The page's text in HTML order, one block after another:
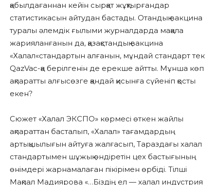
қабылдағаннан кейін сырқат жұқтырғандар
статистикасын айтудан бастады. Отандық вакцина
туралы әлемдік ғылыми журналдарда мақала
жарияланғанын да, қазақстандық вакцина
«Халал«стандартын алғанын, мұндай стандарт тек
QazVac-қа берілгенін де ерекше айтты. Мұнша көп
ақпаратты алғысөзге қандай қисынға сүйеніп қосты
екен?
Сюжет «Халал ЭКСПО» көрмесі өткен жайлы
ақпараттан басталып, «Халал» тағамдардың
артықшылығын айтуға жалғасып, Тараздағы халал
стандартымен шұжық өндіретін цех бастығының
өнімдері жарнамалаған пікірімен өрбіді. Тілші
Мақпал Мадиярова «…Біздің ел — халал индустрия